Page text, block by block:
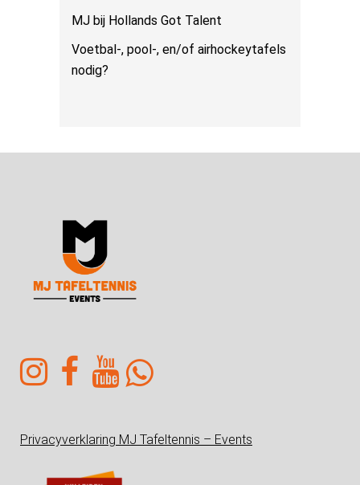
MJ bij Hollands Got Talent
Voetbal-, pool-, en/of airhockeytafels
nodig?
Privacyverklaring MJ Tafeltennis – Events